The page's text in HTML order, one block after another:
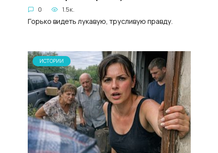
0 1.5к.
Горько видеть лукавую, трусливую правду.
ИСТОРИИ